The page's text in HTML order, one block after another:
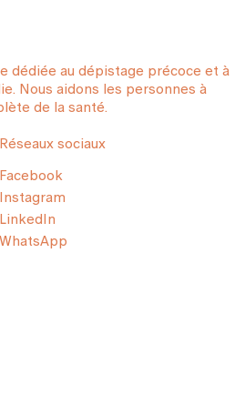
dédiée au dépistage précoce et à
Nous aidons les personnes à
de la santé.
Réseaux sociaux
Facebook
Instagram
LinkedIn
WhatsApp